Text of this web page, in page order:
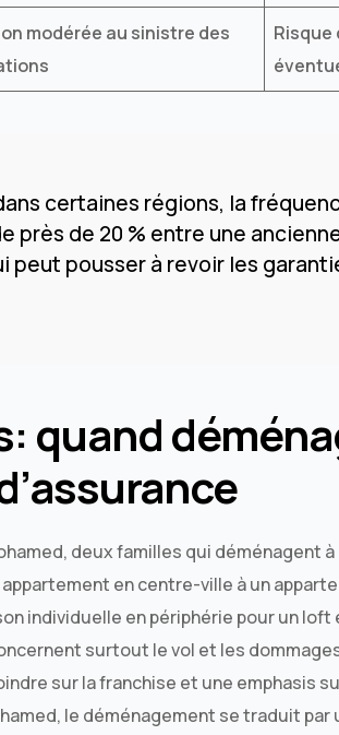
modérée au sinistre des
Risque
certaines régions, la
près de 20 % entre une
peut pousser à revoir les
quand
deux familles qui déménagent
appartement en centre-ville à un
individuelle en périphérie pour un loft
surtout le vol et les
sur la franchise et une emphasis
le déménagement se traduit par